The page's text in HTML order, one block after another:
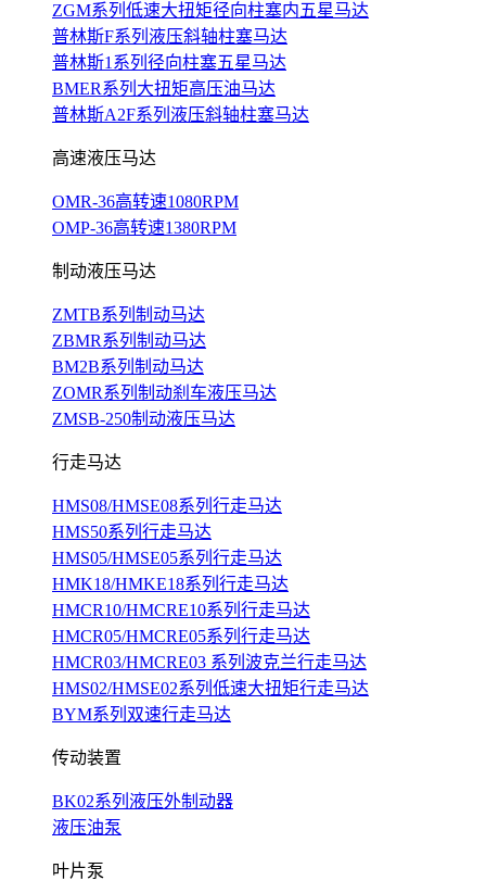
ZGM系列低速大扭矩径向柱塞内五星马达
普林斯F系列液压斜轴柱塞马达
普林斯1系列径向柱塞五星马达
BMER系列大扭矩高压油马达
普林斯A2F系列液压斜轴柱塞马达
高速液压马达
OMR-36高转速1080RPM
OMP-36高转速1380RPM
制动液压马达
ZMTB系列制动马达
ZBMR系列制动马达
BM2B系列制动马达
ZOMR系列制动刹车液压马达
ZMSB-250制动液压马达
行走马达
HMS08/HMSE08系列行走马达
HMS50系列行走马达
HMS05/HMSE05系列行走马达
HMK18/HMKE18系列行走马达
HMCR10/HMCRE10系列行走马达
HMCR05/HMCRE05系列行走马达
HMCR03/HMCRE03 系列波克兰行走马达
HMS02/HMSE02系列低速大扭矩行走马达
BYM系列双速行走马达
传动装置
BK02系列液压外制动器
液压油泵
叶片泵